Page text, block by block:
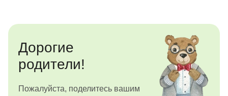
Дорогие
родители!
Пожалуйста, поделитесь вашим